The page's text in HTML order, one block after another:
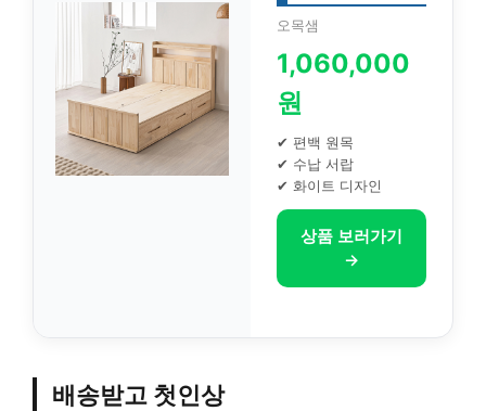
오목샘
1,060,000
원
✔ 편백 원목
✔ 수납 서랍
✔ 화이트 디자인
상품 보러가기
→
배송받고 첫인상